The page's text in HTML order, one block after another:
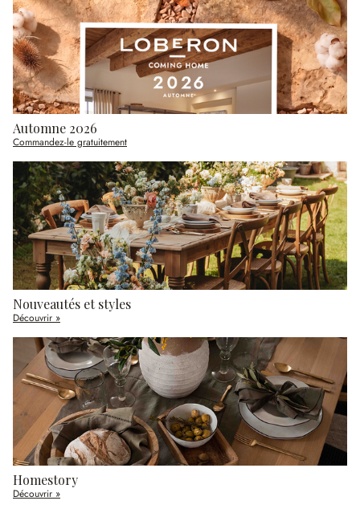
Automne 2026
Commandez-le gratuitement
Nouveautés et styles
Découvrir »
Homestory
Découvrir »